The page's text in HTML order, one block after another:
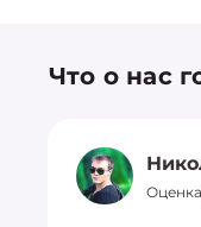
Что о нас